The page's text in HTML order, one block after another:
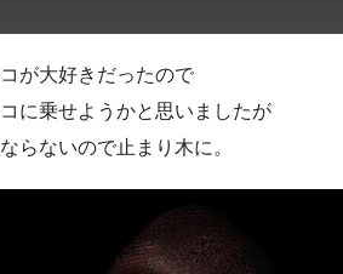
が大好きだったので
に乗せようかと思いましたが
らないので止まり木に。